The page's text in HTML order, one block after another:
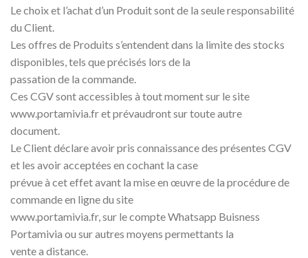
Le choix et l’achat d’un Produit sont de la seule responsabilité
du Client.
Les offres de Produits s’entendent dans la limite des stocks
disponibles, tels que précisés lors de la
passation de la commande.
Ces CGV sont accessibles à tout moment sur le site
www.portamivia.fr et prévaudront sur toute autre
document.
Le Client déclare avoir pris connaissance des présentes CGV
et les avoir acceptées en cochant la case
prévue à cet effet avant la mise en œuvre de la procédure de
commande en ligne du site
www.portamivia.fr, sur le compte Whatsapp Buisness
Portamivia ou sur autres moyens permettants la
vente a distance.